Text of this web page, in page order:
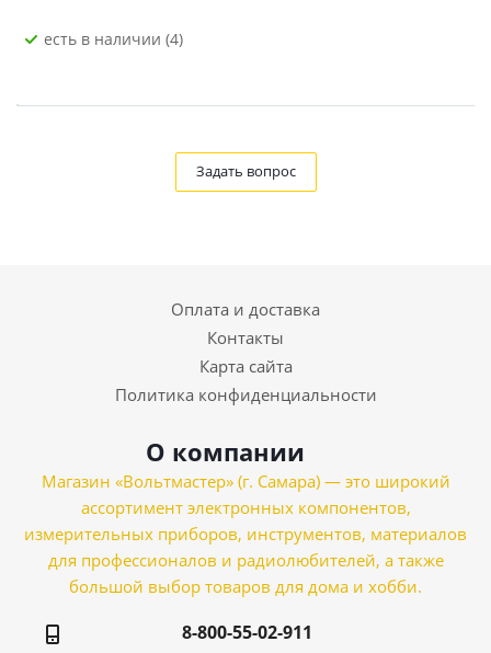
Есть в наличии (4)
Задать вопрос
Оплата и доставка
Контакты
Карта сайта
Политика конфиденциальности
О компании
Магазин «Вольтмастер» (г. Самара) — это широкий
ассортимент электронных компонентов,
измерительных приборов, инструментов, материалов
для профессионалов и радиолюбителей, а также
большой выбор товаров для дома и хобби.
8-800-55-02-911